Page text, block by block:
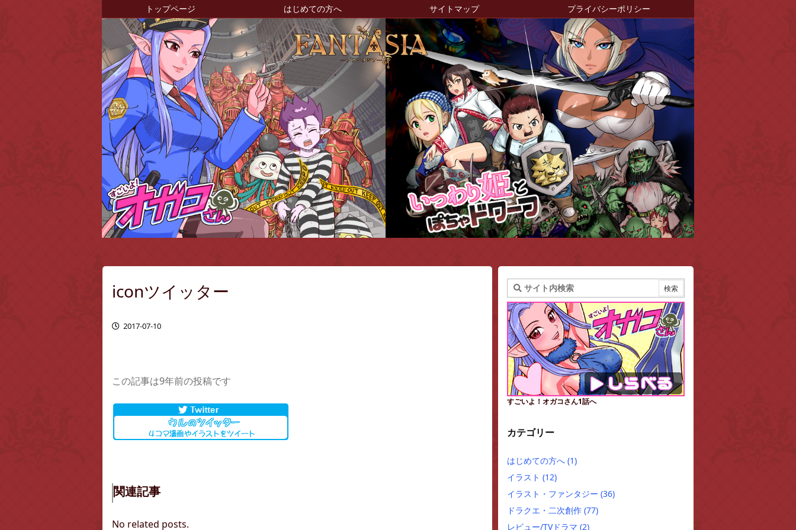
トップページ はじめての方へ サイトマップ プライバシーポリシー
iconツイッター
2017-07-10
この記事は9年前の投稿です
関連記事
No related posts.
すごいよ！オガコさん1話へ
カテゴリー
はじめての方へ (1)
イラスト (12)
イラスト・ファンタジー (36)
ドラクエ・二次創作 (77)
レビュー/TVドラマ (2)